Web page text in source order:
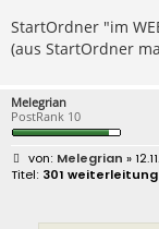
StartOrdner "im
(aus StartOrdner
Melegrian
PostRank 10
B
e
i
Melegrian »
301